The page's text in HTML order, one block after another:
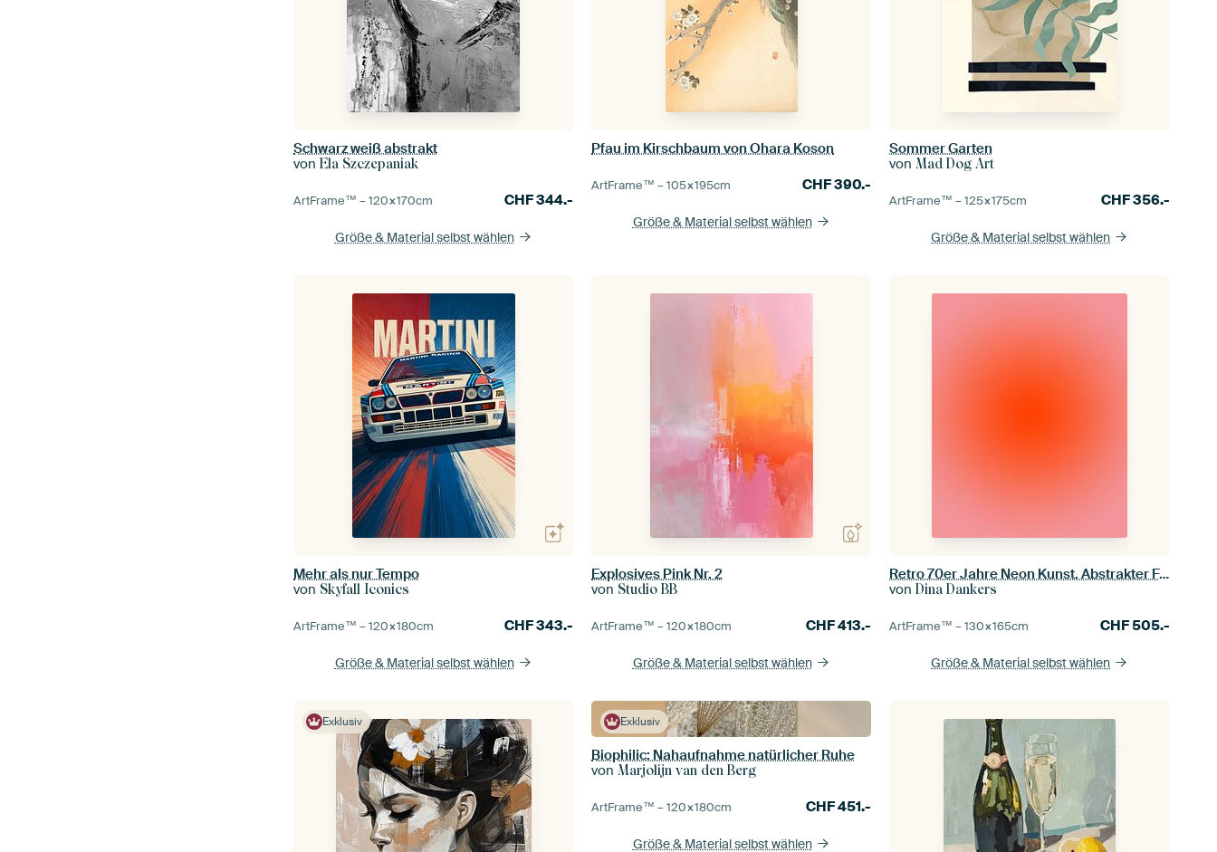
Schwarz weiß abstrakt
vonEla Szczepaniak
ArtFrame™ –120×170cm CHF344.-
Größe & Material selbst wählen
Pfau im Kirschbaum von Ohara Koson
ArtFrame™ –105×195cm CHF390.-
Größe & Material selbst wählen
Sommer Garten
vonMad Dog Art
ArtFrame™ –125×175cm CHF356.-
Größe & Material selbst wählen
Mehr als nur Tempo
von Skyfall Iconics
ArtFrame™ –120×180cm CHF343.-
Größe & Material selbst wählen
Explosives Pink Nr. 2
von Studio BB
ArtFrame™ –120×180cm CHF413.-
Größe & Material selbst wählen
Retro 70er Jahre Neon Kunst. Abstrakter Farbverlauf in Orange und Pink
vonDina Dankers
ArtFrame™ –130×165cm CHF505.-
Größe & Material selbst wählen
Exklusiv Exklusiv
Biophilic: Nahaufnahme natürlicher Ruhe
vonMarjolijn van den Berg
ArtFrame™ –120×180cm CHF451.-
Größe & Material selbst wählen